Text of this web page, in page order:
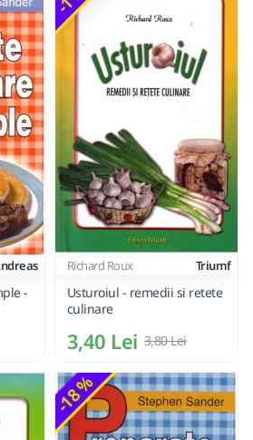
-
Richard Roux Triumf
Usturoiul - remedii si retete
culinare
3,40 Lei 3,80 Lei
-18 %